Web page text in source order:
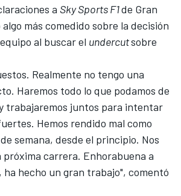
a Sky Sports F1de Gran
más comedido sobre la decisión
al buscar el undercutsobre
Realmente no tengo una
Haremos todo lo que podamos de
trabajaremos juntos para intentar
Hemos rendido mal como
semana, desde el principio. Nos
carrera. Enhorabuena a
ha hecho un gran trabajo", comentó